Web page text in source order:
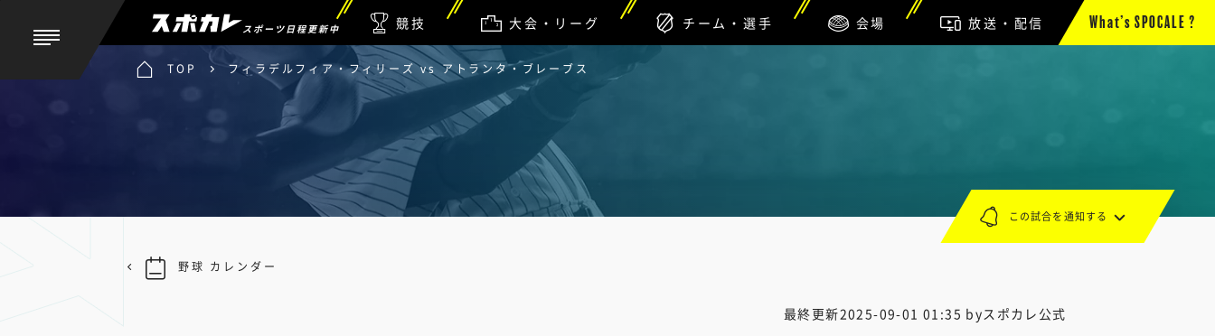
スポーツ日程更新中 競技 大会・リーグ チーム・選手 会場 放送・配信 What’s SPOCALE ?
TOP フィラデルフィア・フィリーズ vs アトランタ・ブレーブス
最終更新2025-09-01 01:35 byスポカレ公式
この試合を通知する
野球 カレンダー